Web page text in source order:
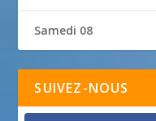
Samedi 08
SUIVEZ-NOUS